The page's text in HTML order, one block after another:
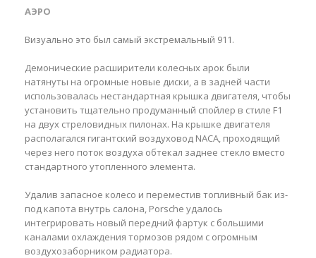
АЭРО
Визуально это был самый экстремальный 911.
Демонические расширители колесных арок были
натянуты на огромные новые диски, а в задней части
использовалась нестандартная крышка двигателя, чтобы
установить тщательно продуманный спойлер в стиле F1
на двух стреловидных пилонах. На крышке двигателя
располагался гигантский воздуховод NACA, проходящий
через него поток воздуха обтекал заднее стекло вместо
стандартного утопленного элемента.
Удалив запасное колесо и переместив топливный бак из-
под капота внутрь салона, Porsche удалось
интегрировать новый передний фартук с большими
каналами охлаждения тормозов рядом с огромным
воздухозаборником радиатора.